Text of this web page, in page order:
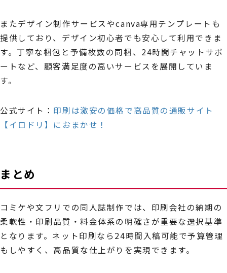
またデザイン制作サービスやcanva専用テンプレートも
提供しており、デザイン初心者でも安心して利用できま
す。丁寧な梱包と予備枚数の同梱、24時間チャットサポ
ートなど、顧客満足度の高いサービスを展開していま
す。
公式サイト： 印刷は激安の価格で高品質の通販サイト
【イロドリ】におまかせ！
まとめ
コミケや文フリでの同人誌制作では、印刷会社の納期の
柔軟性・印刷品質・料金体系の明確さが重要な選択基準
となります。ネット印刷なら24時間入稿可能で予算管理
もしやすく、高品質な仕上がりを実現できます。